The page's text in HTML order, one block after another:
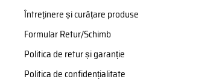
Întreținere și curățare produse
Formular Retur/Schimb
Politica de retur și garanție
Politica de confidențialitate